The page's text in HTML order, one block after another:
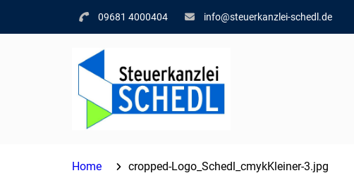
09681 4000404 info@steuerkanzlei-schedl.de
Home cropped-Logo_Schedl_cmykKleiner-3.jpg